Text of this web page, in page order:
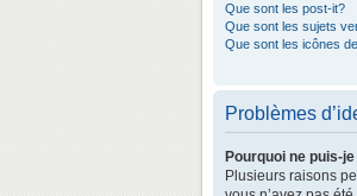
Que sont les post-it?
Que sont les sujets
Que sont les icônes
Problèmes
Pourquoi ne puis-
Plusieurs raisons